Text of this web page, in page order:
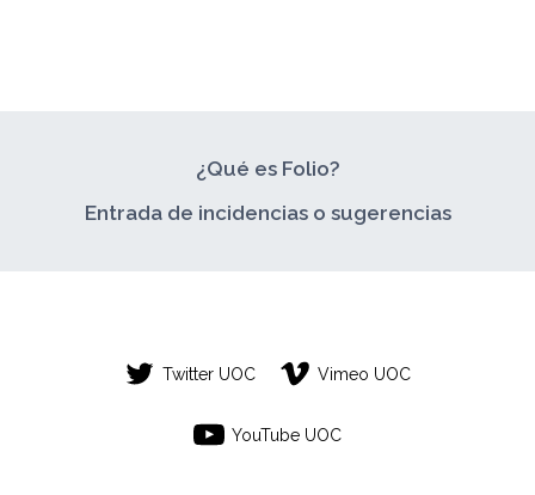
¿Qué es Folio?
Entrada de incidencias o sugerencias
Twitter UOC Vimeo UOC
YouTube UOC